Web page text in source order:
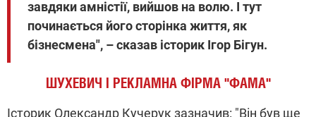
завдяки амністії, вийшов на волю. І тут
починається його сторінка життя, як
бізнесмена", – сказав історик Ігор Бігун.
ШУХЕВИЧ І РЕКЛАМНА ФІРМА "ФАМА"
Історик Олександр Кучерук зазначив: "Він був ще